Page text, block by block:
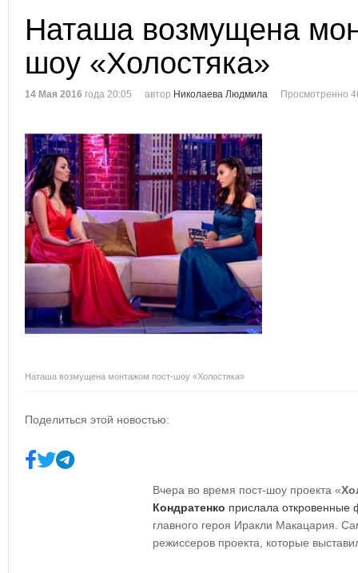
Наташа возмущена
шоу «Холостяка»
14 Мая 2016 года 20:05 автор Николаева Людмила Просмотренно
Наташа возмущена монтажом пост-шоу «Холостяка»
Поделиться этой новостью:
Вчера во время пост-шоу проекта «
Кондратенко прислала
главного героя Иракли Макацария.
режиссеров проекта, которые